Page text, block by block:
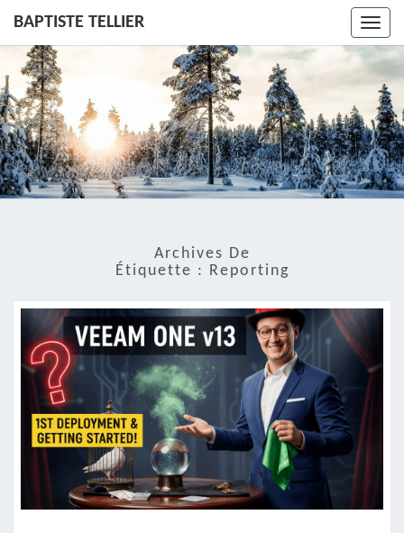
BAPTISTE TELLIER
Archives De
Étiquette : Reporting